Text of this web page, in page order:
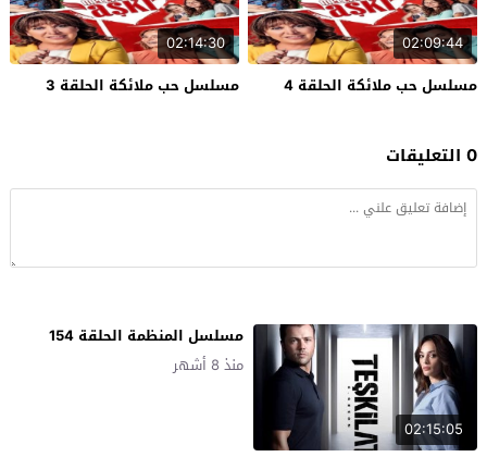
02:09:44
مسلسل حب ملائكة الحلقة 4
02:14:30
مسلسل حب ملائكة الحلقة 3
0 التعليقات
02:15:05
مسلسل المنظمة الحلقة 154
منذ 8 أشهر